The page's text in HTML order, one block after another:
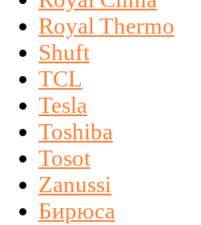
Royal Thermo
Shuft
TCL
Tesla
Toshiba
Tosot
Zanussi
Бирюса